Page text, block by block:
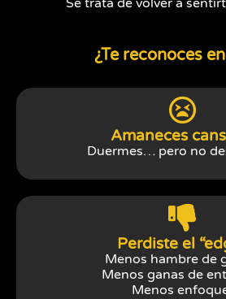
¿Te reconoces
Amaneces
Duermes… pero no
Perdiste el
Menos hambre de
Menos ganas de
Menos